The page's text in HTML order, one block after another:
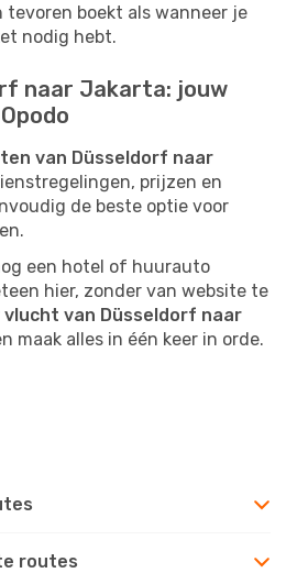
tevoren boekt als wanneer je
nodig hebt.
naar Jakarta: jouw
van Düsseldorf naar
prijzen en
de beste optie voor
een hotel of huurauto
hier, zonder van website te
vlucht van Düsseldorf naar
maak alles in één keer in orde.
routes